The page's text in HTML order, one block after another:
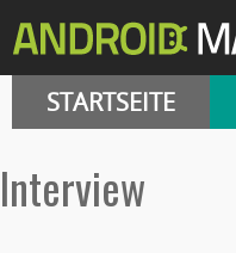
STARTSEITE
Interview